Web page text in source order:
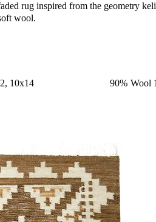
rug inspired from the geometry
wool.
10x14
90% Wool